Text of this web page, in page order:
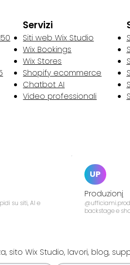
Servizi
Siti web Wix Studio
Wix Bookings
Wix Stores
Shopify ecommerce
Chatbot AI
Video professionali
su siti, AI e
UP
Produzioni
backstage e
sito Wix Studio, lavori, blog,